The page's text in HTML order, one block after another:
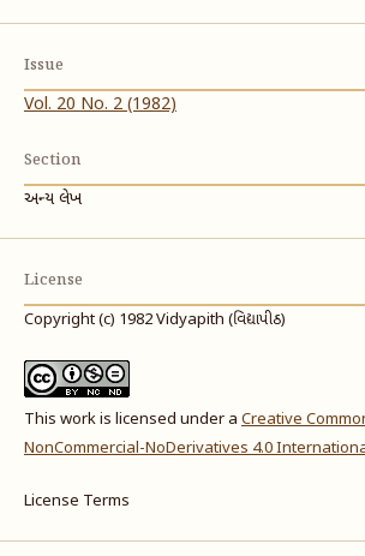
Issue
Vol. 20 No. 2 (1982)
Section
અન્ય લેખ
License
Copyright (c) 1982 Vidyapith (વિદ્યાપીઠ)
This work is licensed under a Creative
NonCommercial-NoDerivatives 4.0
License Terms